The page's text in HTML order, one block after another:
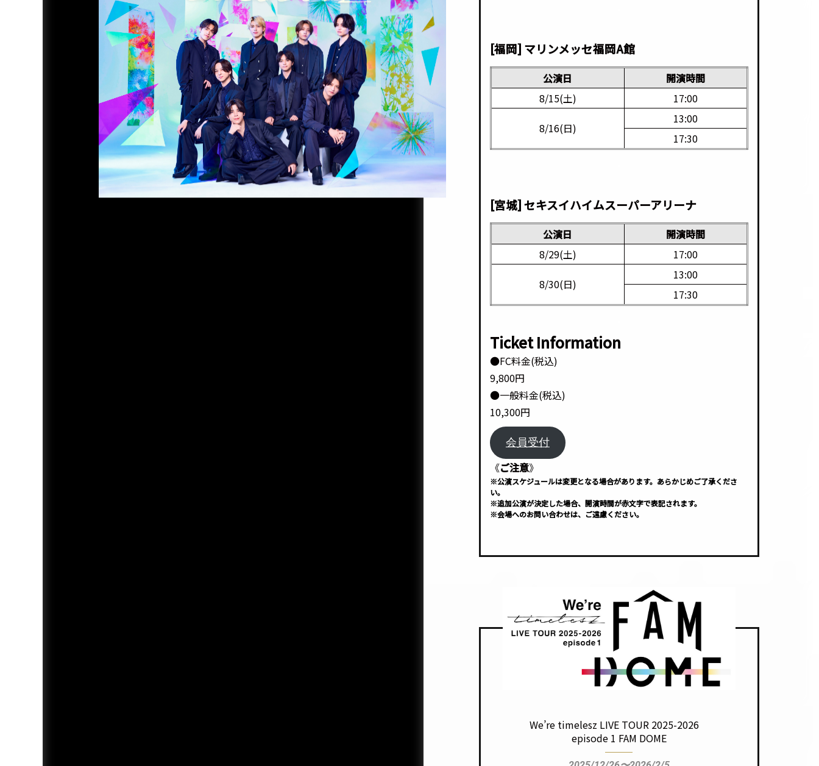
[福岡] マリンメッセ福岡A館
公演日
開演時間
8/15(土)
17:00
8/16(日)
13:00
17:30
[宮城] セキスイハイムスーパーアリーナ
公演日
開演時間
8/29(土)
17:00
8/30(日)
13:00
17:30
Ticket Information
●FC料金(税込)
9,800円
●一般料金(税込)
10,300円
会員受付
《ご注意》
※公演スケジュールは変更となる場合があります。あらかじめご了承くださ
い。
※追加公演が決定した場合、開演時間が赤文字で表記されます。
※会場へのお問い合わせは、ご遠慮ください。
We’re timelesz LIVE TOUR 2025-2026
episode 1 FAM DOME